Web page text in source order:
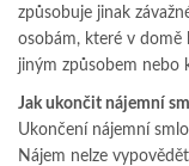
způsobuje jinak
osobám, které v domě
jiným způsobem nebo
Jak ukončit nájemní
Ukončení nájemní
Nájem nelze